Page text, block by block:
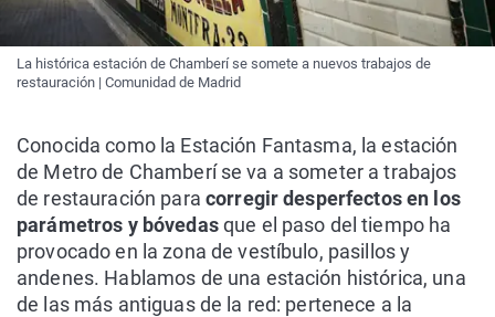
La histórica estación de Chamberí se somete a nuevos trabajos de
restauración | Comunidad de Madrid
Conocida como la Estación Fantasma, la estación
de Metro de Chamberí se va a someter a trabajos
de restauración para corregir desperfectos en los
parámetros y bóvedasque el paso del tiempo ha
provocado en la zona de vestíbulo, pasillos y
andenes. Hablamos de una estación histórica, una
de las más antiguas de la red: pertenece a la